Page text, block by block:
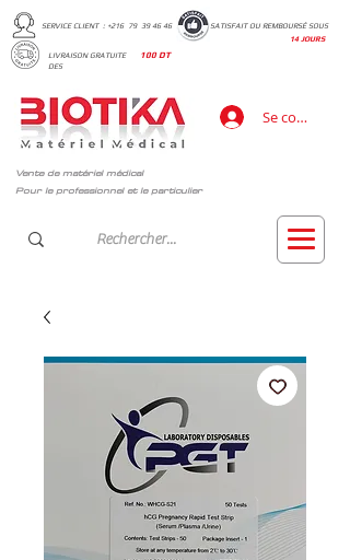
Vente de matériel médical
Pour le professionnel et le particulier
SATISFAIT OU REMBOURSÉ SOUS
14 JOURS
Se connecter
LIVRAISON GRATUITE
DES
100 DT
SERVICE CLIENT : +216 79 39 46 46